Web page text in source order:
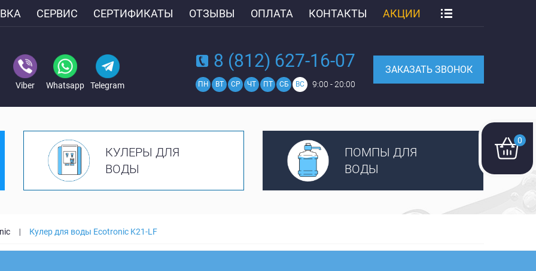
0
СЕРВИС СЕРТИФИКАТЫ ОТЗЫВЫ ОПЛАТА КОНТАКТЫ АКЦИИ
Viber Whatsapp Telegram
8 (812) 627-16-07
ПН ВТ СР ЧТ ПТ СБ ВС 9:00 - 20:00
ЗАКАЗАТЬ ЗВОНОК
КУЛЕРЫ ДЛЯ
ВОДЫ
ПОМПЫ ДЛЯ
ВОДЫ
Кулер для воды Ecotronic K21-LF